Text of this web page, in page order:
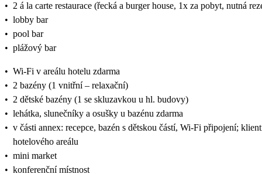
• 2 á la carte restaurace (řecká a burger house, 1x za pobyt, nutná
• lobby bar
• pool bar
• plážový bar
• Wi-Fi v areálu hotelu zdarma
• 2 bazény (1 vnitřní – relaxační)
• 2 dětské bazény (1 se skluzavkou u hl. budovy)
• lehátka, slunečníky a osušky u bazénu zdarma
• v části annex: recepce, bazén s dětskou částí, Wi-Fi připojení;
hotelového areálu
• mini market
• konferenční místnost